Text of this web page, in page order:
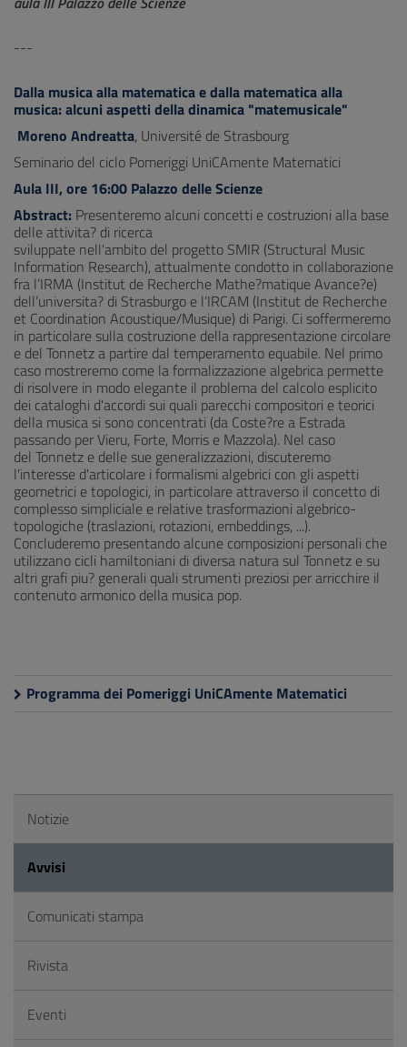
---
Dalla musica alla matematica e dalla matematica alla
musica: alcuni aspetti della dinamica "matemusicale"
Moreno Andreatta, Université de Strasbourg
Seminario del ciclo Pomeriggi UniCAmente Matematici
Aula III, ore 16:00 Palazzo delle Scienze
Abstract: Presenteremo alcuni concetti e costruzioni alla base
delle attivita? di ricerca
sviluppate nell'ambito del progetto SMIR (Structural Music
Information Research), attualmente condotto in collaborazione
fra l’IRMA (Institut de Recherche Mathe?matique Avance?e)
dell’universita? di Strasburgo e l’IRCAM (Institut de Recherche
et Coordination Acoustique/Musique) di Parigi. Ci soffermeremo
in particolare sulla costruzione della rappresentazione circolare
e del Tonnetz a partire dal temperamento equabile. Nel primo
caso mostreremo come la formalizzazione algebrica permette
di risolvere in modo elegante il problema del calcolo esplicito
dei cataloghi d'accordi sui quali parecchi compositori e teorici
della musica si sono concentrati (da Coste?re a Estrada
passando per Vieru, Forte, Morris e Mazzola). Nel caso
del Tonnetz e delle sue generalizzazioni, discuteremo
l'interesse d'articolare i formalismi algebrici con gli aspetti
geometrici e topologici, in particolare attraverso il concetto di
complesso simpliciale e relative trasformazioni algebrico-
topologiche (traslazioni, rotazioni, embeddings, ...).
Concluderemo presentando alcune composizioni personali che
utilizzano cicli hamiltoniani di diversa natura sul Tonnetz e su
altri grafi piu? generali quali strumenti preziosi per arricchire il
contenuto armonico della musica pop.
Programma dei Pomeriggi UniCAmente Matematici
Notizie
Avvisi
Comunicati stampa
Rivista
Eventi